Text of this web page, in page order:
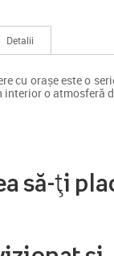
Detalii
cu orașe este o
interior o atmosferă
să-ți